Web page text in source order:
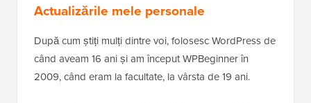
Actualizările mele personale
După cum știți mulți dintre voi, folosesc WordPress de
când aveam 16 ani și am început WPBeginner în
2009, când eram la facultate, la vârsta de 19 ani.